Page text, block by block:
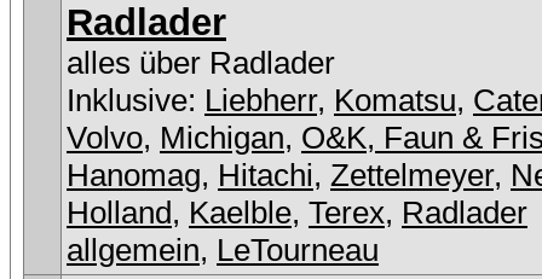
Radlader
alles über Radlader
Inklusive: Liebherr, Komatsu,
Volvo, Michigan, O&K, Faun &
Hanomag, Hitachi, Zettelmeyer,
Holland, Kaelble, Terex, Radlader
allgemein, LeTourneau